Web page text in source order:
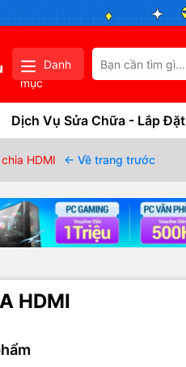
Danh
mục
Dịch Vụ Sửa Chữa - Lắp Đặt
chia HDMI ← Về trang trước
HDMI